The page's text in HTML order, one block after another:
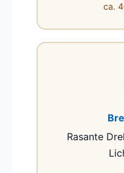
ca.
Rasante